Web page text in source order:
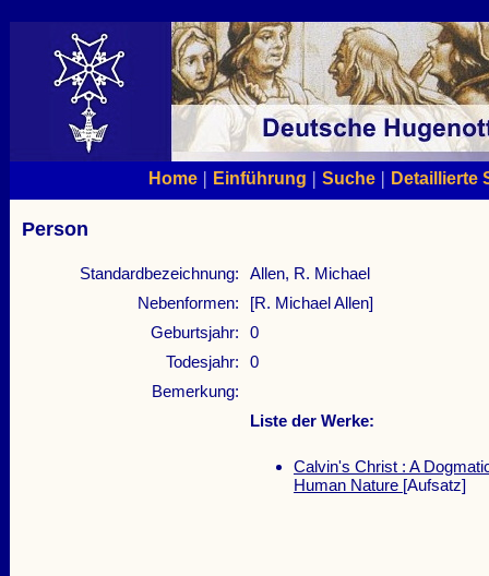
Home| Einführung | Suche| Detaillierte
Person
Standardbezeichnung:
Allen, R. Michael
Nebenformen:
[R. Michael Allen]
Geburtsjahr:
0
Todesjahr:
0
Bemerkung:
Liste der Werke:
Calvin's Christ : A
Human Nature [Aufsatz]